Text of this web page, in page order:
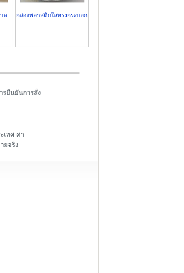
ด
กล่องพลาสติกใสทรงกระบอก
รยืนยันการสั่ง
เทศ ค่า
ยจริง